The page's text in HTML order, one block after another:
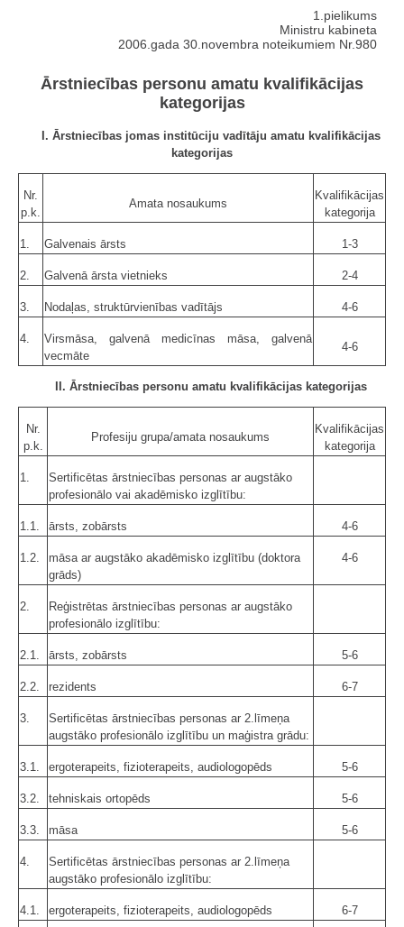
1.pielikums
Ministru kabineta
2006.gada 30.novembra noteikumiem Nr.980
Ārstniecības personu amatu kvalifikācijas
kategorijas
I. Ārstniecības jomas institūciju vadītāju amatu kvalifikācijas
kategorijas
Nr.
p.k.
Amata nosaukums
Kvalifikācijas
kategorija
1. Galvenais ārsts 1-3
2. Galvenā ārsta vietnieks 2-4
3. Nodaļas, struktūrvienības vadītājs 4-6
4.
Virsmāsa, galvenā medicīnas māsa, galvenā
vecmāte
4-6
II. Ārstniecības personu amatu kvalifikācijas kategorijas
Nr.
p.k.
Profesiju grupa/amata nosaukums
Kvalifikācijas
kategorija
1.
Sertificētas ārstniecības personas ar augstāko
profesionālo vai akadēmisko izglītību:
1.1. ārsts, zobārsts 4-6
1.2.
māsa ar augstāko akadēmisko izglītību (doktora
grāds)
4-6
2.
Reģistrētas ārstniecības personas ar augstāko
profesionālo izglītību:
2.1. ārsts, zobārsts 5-6
2.2. rezidents 6-7
3.
Sertificētas ārstniecības personas ar 2.līmeņa
augstāko profesionālo izglītību un maģistra grādu:
3.1. ergoterapeits, fizioterapeits, audiologopēds 5-6
3.2. tehniskais ortopēds 5-6
3.3. māsa 5-6
4.
Sertificētas ārstniecības personas ar 2.līmeņa
augstāko profesionālo izglītību:
4.1. ergoterapeits, fizioterapeits, audiologopēds 6-7